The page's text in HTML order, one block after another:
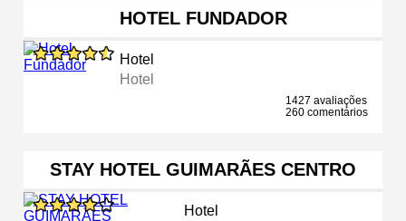
HOTEL FUNDADOR
Hotel
Hotel
1427 avaliações
260 comentários
STAY HOTEL GUIMARÃES CENTRO
Hotel